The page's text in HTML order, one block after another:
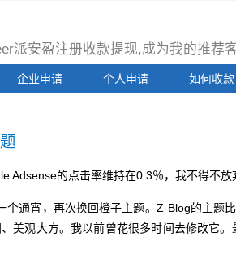
派安盈注册收款提现,成为我的推荐
企业申请 个人申请 如何收款
的点击率维持在0.3％，我不得不放
通宵，再次换回橙子主题。Z-Blog的主题
美观大方。我以前曾花很多时间去修改它